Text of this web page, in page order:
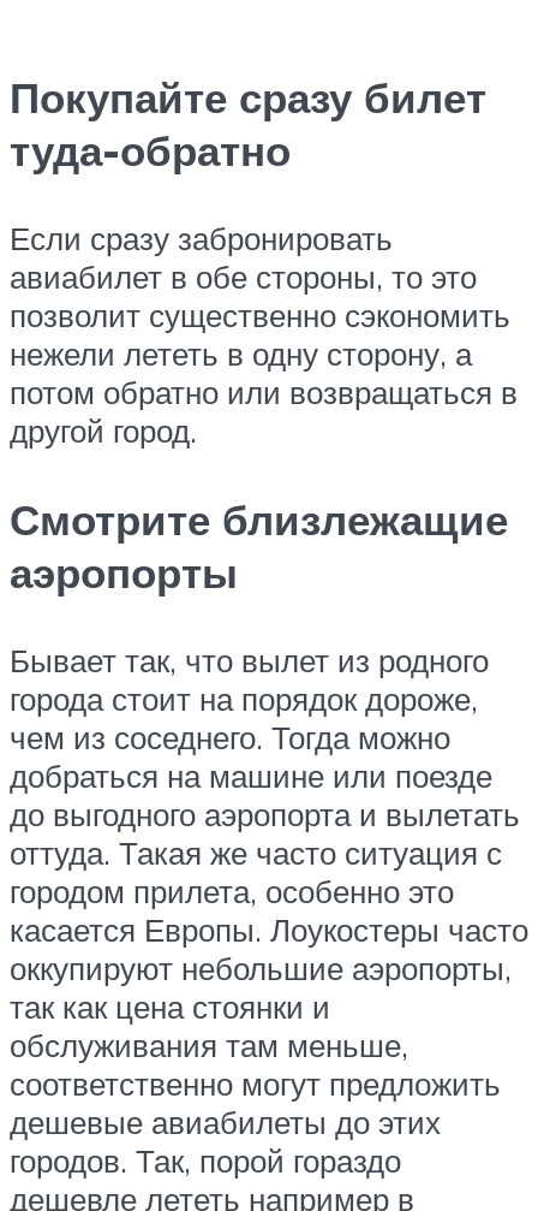
Покупайте сразу билет
туда-обратно
Если сразу забронировать
авиабилет в обе стороны, то это
позволит существенно сэкономить
нежели лететь в одну сторону, а
потом обратно или возвращаться в
другой город.
Смотрите близлежащие
аэропорты
Бывает так, что вылет из родного
города стоит на порядок дороже,
чем из соседнего. Тогда можно
добраться на машине или поезде
до выгодного аэропорта и вылетать
оттуда. Такая же часто ситуация с
городом прилета, особенно это
касается Европы. Лоукостеры часто
оккупируют небольшие аэропорты,
так как цена стоянки и
обслуживания там меньше,
соответственно могут предложить
дешевые авиабилеты до этих
городов. Так, порой гораздо
дешевле лететь например в